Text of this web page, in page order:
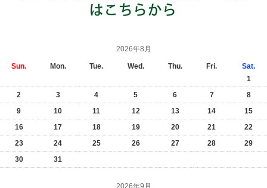
2026年8月
Sun. Mon. Tue. Wed. Thu. Fri.
Sat.
1
2
3 4 5 6 7
8
9
10 11 12 13 14
15
16
17 18 19 20 21
22
23
24 25 26 27 28
29
30
31
2026年9月